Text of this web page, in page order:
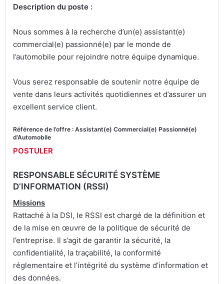
Description du poste :
Nous sommes à la recherche d’un(e) assistant(e)
commercial(e) passionné(e) par le monde de
l’automobile pour rejoindre notre équipe dynamique.
Vous serez responsable de soutenir notre équipe de
vente dans leurs activités quotidiennes et d’assurer un
excellent service client.
Référence de l’offre : Assistant(e) Commercial(e) Passionné(e)
d’Automobile
POSTULER
RESPONSABLE SÉCURITÉ SYSTÈME
D’INFORMATION (RSSI)
Missions
Rattaché à la DSI, le RSSI est chargé de la définition et
de la mise en œuvre de la politique de sécurité de
l’entreprise. Il s’agit de garantir la sécurité, la
confidentialité, la traçabilité, la conformité
réglementaire et l’intégrité du système d’information et
des données.